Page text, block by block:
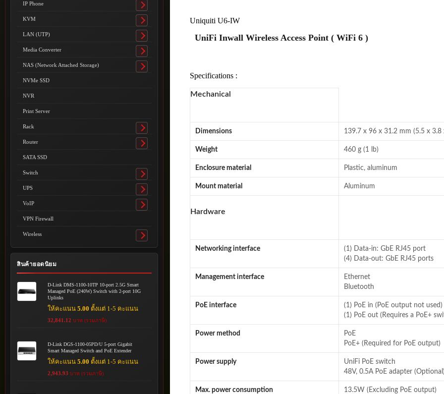
Uniquiti U6-IW
UniFi Inwall Wireless Access Point ( WiFi 6 )
Specifications :
Mechanical
Dimensions 139.7 x 96 x 31.2 mm (5.5 x 3.8
Weight 460 g (1 lb)
Enclosure material Plastic, aluminum
Mount material Aluminum
Hardware
Networking interface
(1) Data-in: GbE RJ45 port
(4) Data-out: GbE RJ45 ports
Management interface
Ethernet
Bluetooth
PoE interface
(1) PoE in (PoE output not used)
(1) PoE out (Requires a PoE+
Power method
PoE
PoE+ (Required for PoE output)
Power supply
UniFi PoE switch
48V, 0.5A PoE adapter (Optional)
Max. power consumption 13.5W (Excluding PoE output)
IP Phone
Toggle
submenu
KVM
Toggle
submenu
LAN (UTP)
Toggle
submenu
Media Converter
Toggle
submenu
NAS (Network Attached Storage)
Toggle
NVMe SSD
NVR
Print Server
Rack
Toggle
submenu
Router
Toggle
SATA SSD
Switch
Toggle
submenu
UPS
Toggle
submenu
VoIP
Toggle
VPN Firewall
Wireless
Toggle
submenu
สินค้ายอดนิยม
D-Link DMS-1100-10TP 10-port 2.5G Smart
Managed PoE (240W) Switch with 2-port 10G
Uplinks
ให้คะแนน5.00 ตั้งแต่ 1-5 คะแนน
32,841.12 บาท (รวมภาษี)
D-Link DGS-1100-05PD/U 5-port Gigabit
Smart Managed Switch and PoE Extender
ให้คะแนน5.00 ตั้งแต่ 1-5 คะแนน
2,943.93 บาท (รวมภาษี)